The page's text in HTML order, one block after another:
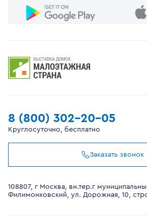
8 (800) 302-20-05
Круглосуточно, бесплатно
Заказать звонок
108807, г Москва, вн.тер.г
Филимонковский, ул. Дорожная, 10,